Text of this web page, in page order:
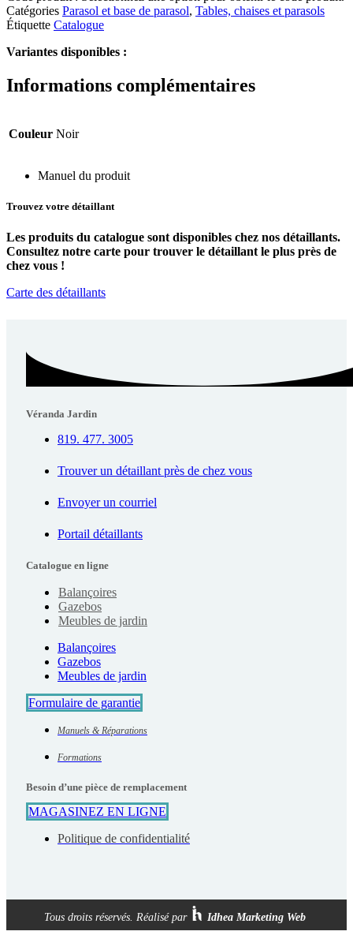
Catégories Parasol et base de parasol, Tables, chaises et parasols
Étiquette Catalogue
Variantes disponibles :
Informations complémentaires
Couleur Noir
Manuel du produit
Trouvez votre détaillant
Les produits du catalogue sont disponibles chez nos détaillants.
Consultez notre carte pour trouver le détaillant le plus près de
chez vous !
Carte des détaillants
Véranda Jardin
819. 477. 3005
Trouver un détaillant près de chez vous
Envoyer un courriel
Portail détaillants
Catalogue en ligne
Balançoires
Gazebos
Meubles de jardin
Balançoires
Gazebos
Meubles de jardin
Formulaire de garantie
Manuels & Réparations
Formations
Besoin d’une pièce de remplacement
MAGASINEZ EN LIGNE
Politique de confidentialité
Tous droits réservés. Réalisé par Idhea Marketing Web